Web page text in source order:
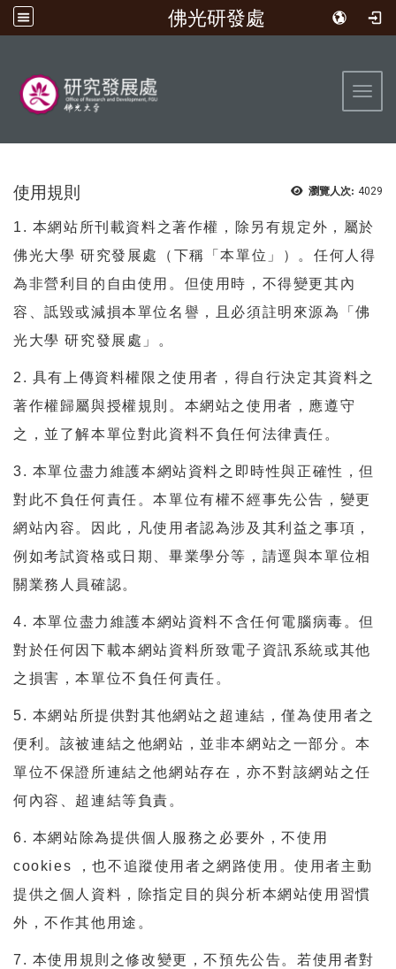
佛光研發處
瀏覽人次: 4029
使用規則
1. 本網站所刊載資料之著作權，除另有規定外，屬於
佛光大學 研究發展處（下稱「本單位」）。任何人得
為非營利目的自由使用。但使用時，不得變更其內
容、詆毀或減損本單位名譽，且必須註明來源為「佛
光大學 研究發展處」。
2. 具有上傳資料權限之使用者，得自行決定其資料之
著作權歸屬與授權規則。本網站之使用者，應遵守
之，並了解本單位對此資料不負任何法律責任。
3. 本單位盡力維護本網站資料之即時性與正確性，但
對此不負任何責任。本單位有權不經事先公告，變更
網站內容。因此，凡使用者認為涉及其利益之事項，
例如考試資格或日期、畢業學分等，請逕與本單位相
關業務人員確認。
4. 本單位盡力維護本網站資料不含任何電腦病毒。但
對於任何因下載本網站資料所致電子資訊系統或其他
之損害，本單位不負任何責任。
5. 本網站所提供對其他網站之超連結，僅為使用者之
便利。該被連結之他網站，並非本網站之一部分。本
單位不保證所連結之他網站存在，亦不對該網站之任
何內容、超連結等負責。
6. 本網站除為提供個人服務之必要外，不使用
cookies ，也不追蹤使用者之網路使用。使用者主動
提供之個人資料，除指定目的與分析本網站使用習慣
外，不作其他用途。
7. 本使用規則之修改變更，不預先公告。若使用者對